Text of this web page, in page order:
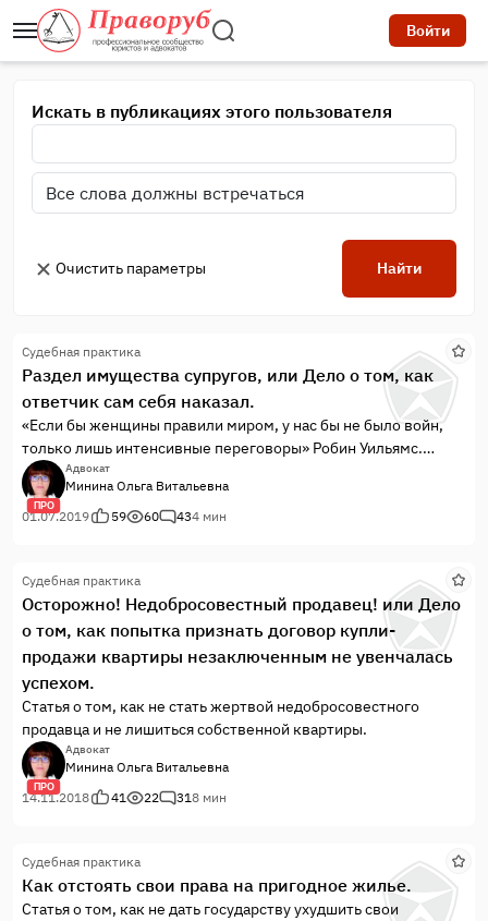
Войти
Искать в публикациях этого пользователя
Очистить параметры Найти
Судебная практика
Раздел имущества супругов, или Дело о том, как
ответчик сам себя наказал.
«Если бы женщины правили миром, у нас бы не было войн,
только лишь интенсивные переговоры» Робин Уильямс.
Статья о пользе мирного разрешения спора.
ПРО
Адвокат
Минина Ольга Витальевна
01.07.2019
59 60 434 мин
Судебная практика
Осторожно! Недобросовестный продавец! или Дело
о том, как попытка признать договор купли-
продажи квартиры незаключенным не увенчалась
успехом.
Статья о том, как не стать жертвой недобросовестного
продавца и не лишиться собственной квартиры.
ПРО
Адвокат
Минина Ольга Витальевна
14.11.2018
41 22 318 мин
Судебная практика
Как отстоять свои права на пригодное жилье.
Статья о том, как не дать государству ухудшить свои